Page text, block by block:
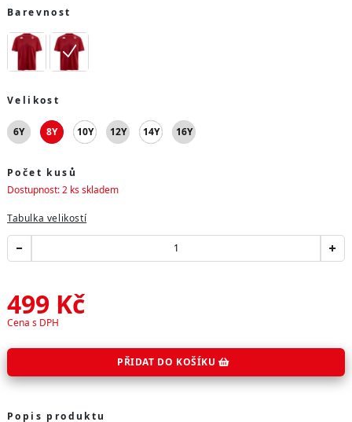
Barevnost
Velikost
6Y 8Y 10Y 12Y 14Y 16Y
Počet kusů
Dostupnost: 2 ks skladem
Tabulka velikostí
PŘIDAT DO KOŠÍKU
499 Kč
Cena s DPH
Popis produktu